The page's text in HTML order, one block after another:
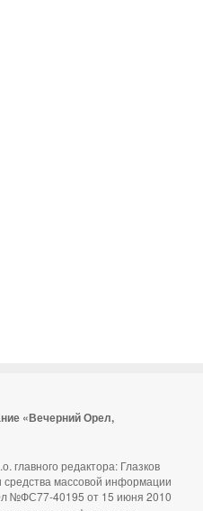
«Вечерний Орел,
главного редактора: Глазков
средства массовой информации
№ФС77-40195 от 15 июня 2010